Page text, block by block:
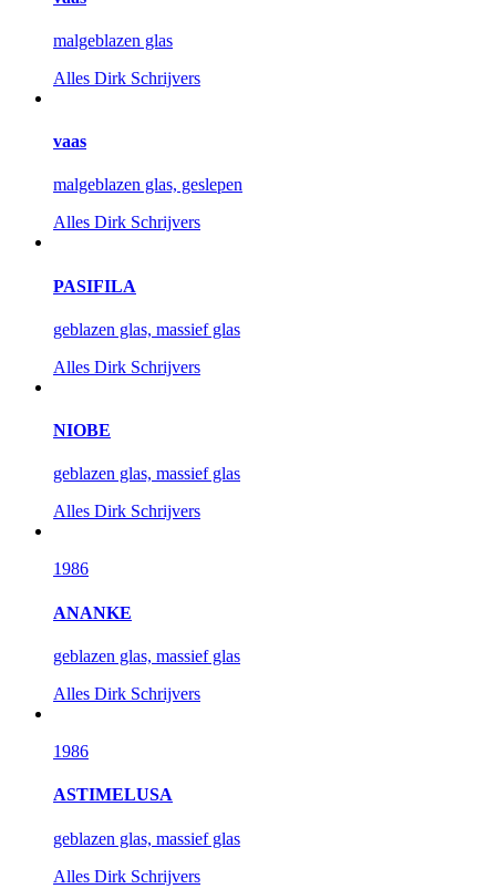
malgeblazen glas
Alles Dirk Schrijvers
vaas
malgeblazen glas, geslepen
Alles Dirk Schrijvers
PASIFILA
geblazen glas, massief glas
Alles Dirk Schrijvers
NIOBE
geblazen glas, massief glas
Alles Dirk Schrijvers
1986
ANANKE
geblazen glas, massief glas
Alles Dirk Schrijvers
1986
ASTIMELUSA
geblazen glas, massief glas
Alles Dirk Schrijvers